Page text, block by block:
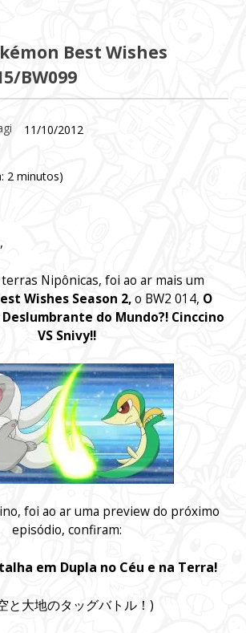
Best Wishes
BW099
11/10/2012
2 minutos)
Nipônicas, foi ao ar mais um
Wishes Season 2,o BW2 014, O
do Mundo?! Cinccino
VS Snivy!!
foi ao ar uma preview do próximo
episódio, confiram:
em Dupla no Céu e na Terra!
と大地のタッグバトル！)